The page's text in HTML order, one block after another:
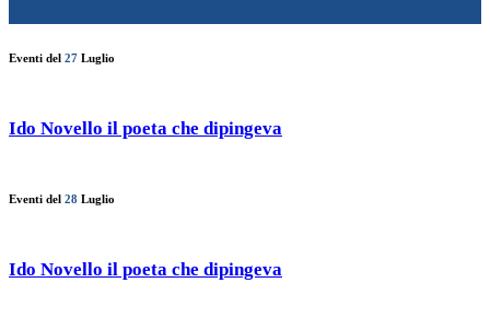
Eventi del 27 Luglio
Ido Novello il poeta che dipingeva
Eventi del 28 Luglio
Ido Novello il poeta che dipingeva